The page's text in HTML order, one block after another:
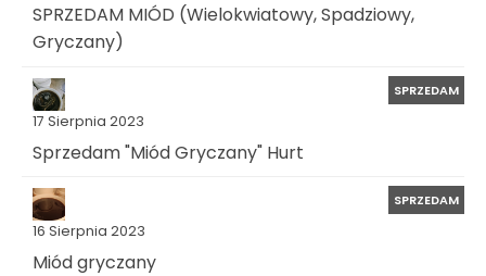
SPRZEDAM MIÓD (Wielokwiatowy, Spadziowy,
Gryczany)
17 Sierpnia 2023
SPRZEDAM
Sprzedam "Miód Gryczany" Hurt
16 Sierpnia 2023
SPRZEDAM
Miód gryczany